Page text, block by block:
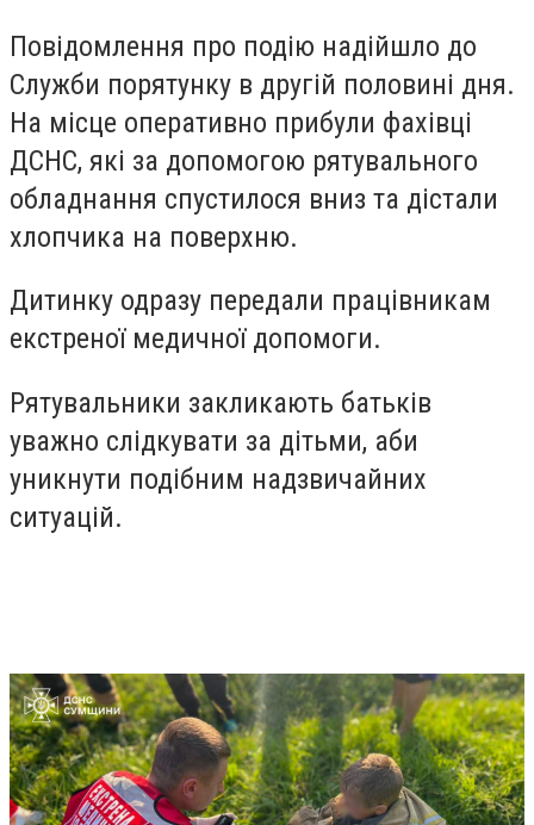
Повідомлення про подію надійшло до
Служби порятунку в другій половині дня.
На місце оперативно прибули фахівці
ДСНС, які за допомогою рятувального
обладнання спустилося вниз та дістали
хлопчика на поверхню.
Дитинку одразу передали працівникам
екстреної медичної допомоги.
Рятувальники закликають батьків
уважно слідкувати за дітьми, аби
уникнути подібним надзвичайних
ситуацій.